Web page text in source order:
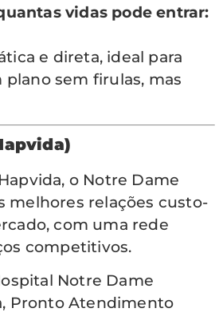
vidas pode entrar:
e direta, ideal para
sem firulas, mas
o Notre Dame
melhores relações custo-
com uma rede
competitivos.
Notre Dame
Pronto Atendimento